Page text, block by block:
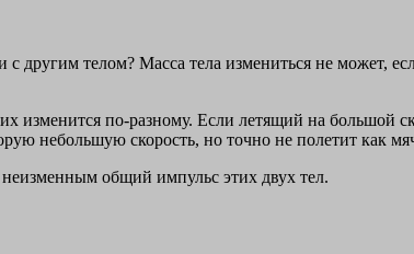
другим телом? Масса тела измениться не может,
изменится по-разному. Если летящий на большой
небольшую скорость, но точно не полетит как
общий импульс этих двух тел.